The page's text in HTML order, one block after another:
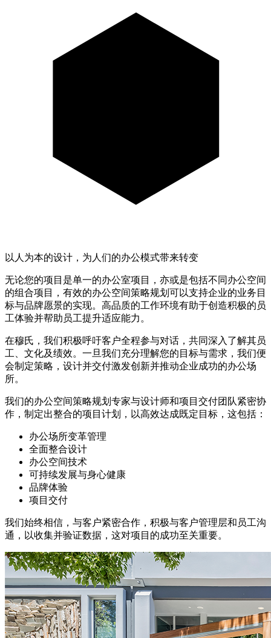
以人为本的设计，为人们的办公模式带来转变
无论您的项目是单一的办公室项目，亦或是包括不同办公空间
的组合项目，有效的办公空间策略规划可以支持企业的业务目
标与品牌愿景的实现。高品质的工作环境有助于创造积极的员
工体验并帮助员工提升适应能力。
在穆氏，我们积极呼吁客户全程参与对话，共同深入了解其员
工、文化及绩效。一旦我们充分理解您的目标与需求，我们便
会制定策略，设计并交付激发创新并推动企业成功的办公场
所。
我们的办公空间策略规划专家与设计师和项目交付团队紧密协
作，制定出整合的项目计划，以高效达成既定目标，这包括：
办公场所变革管理
全面整合设计
办公空间技术
可持续发展与身心健康
品牌体验
项目交付
我们始终相信，与客户紧密合作，积极与客户管理层和员工沟
通，以收集并验证数据，这对项目的成功至关重要。